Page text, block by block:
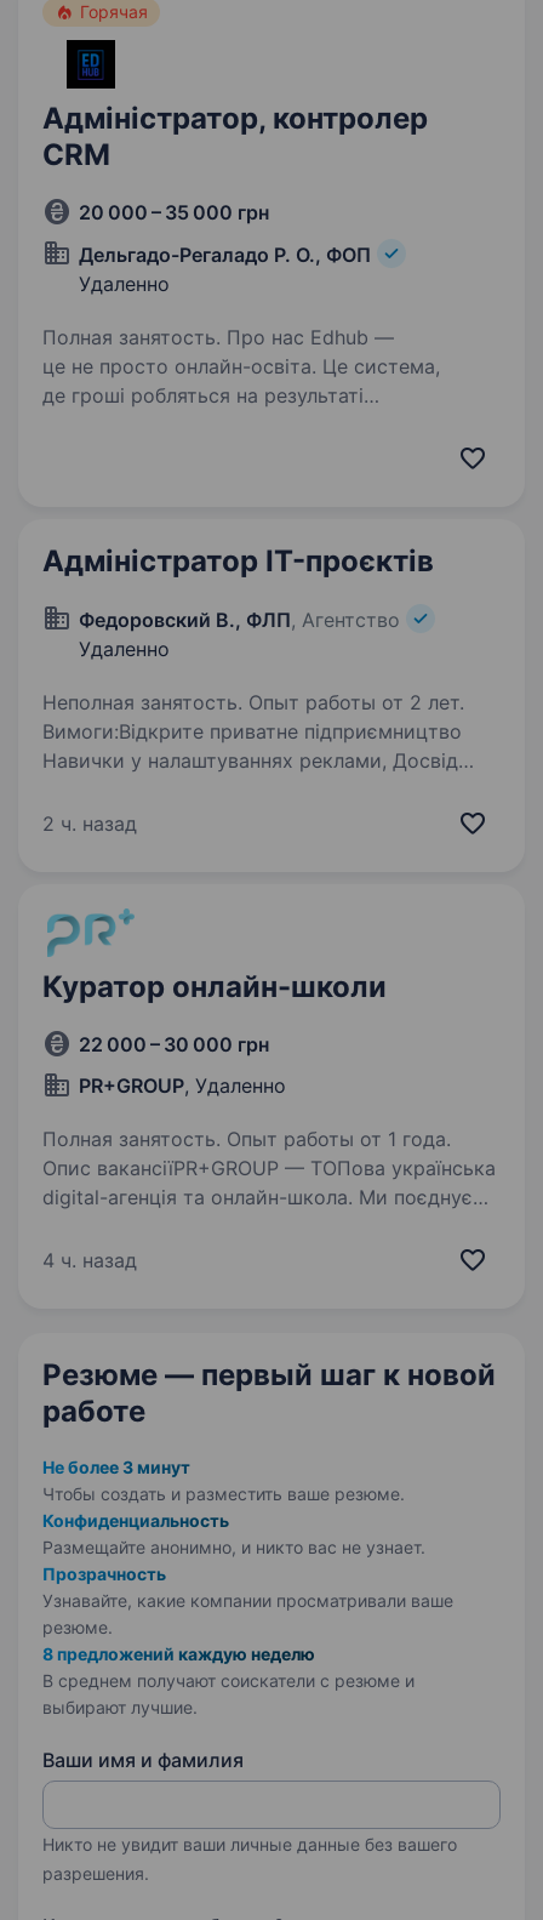
Горячая
Адміністратор, контролер
CRM
20 000 – 35 000 грн
Дельгадо-Регаладо Р. О., ФОП
Удаленно
Полная занятость. Про нас Edhub —
це не просто онлайн-освіта. Це система,
де гроші робляться на результаті
Адміністратор IT-проєктів
Федоровский В., ФЛП, Агентство
Удаленно
Неполная занятость. Опыт работы от 2 лет.
Вимоги:Відкрите приватне підприємництво
Навички у налаштуваннях реклами, Досвід
відповідальність Умови роботи: 3 години
2 ч. назад
Куратор онлайн-школи
22 000 – 30 000 грн
PR+GROUP, Удаленно
Полная занятость. Опыт работы от 1 года.
Опис вакансіїPR+GROUP — ТОПова українська
digital-агенція та онлайн-школа. Ми поєднуємо
масштабуватись через Instagram, Facebook,
4 ч. назад
Резюме — первый шаг к новой
работе
Не более 3 минут
Чтобы создать и разместить ваше резюме.
Конфиденциальность
Размещайте анонимно, и никто вас не узнает.
Прозрачность
Узнавайте, какие компании просматривали ваше
резюме.
8 предложений каждую неделю
В среднем получают соискатели с резюме и
выбирают лучшие.
Ваши имя и фамилия
Никто не увидит ваши личные данные без вашего
разрешения.